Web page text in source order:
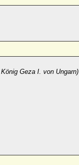
Geza I. von Ungarn)